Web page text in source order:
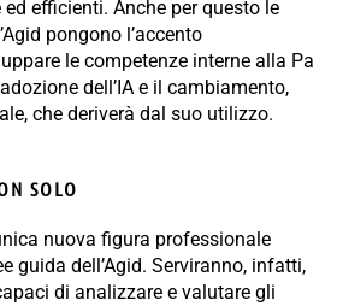
efficienti. Anche per questo le
pongono l’accento
le competenze interne alla Pa
dell’IA e il cambiamento,
che deriverà dal suo utilizzo.
SOLO
nuova figura professionale
guida dell’Agid. Serviranno, infatti,
di analizzare e valutare gli